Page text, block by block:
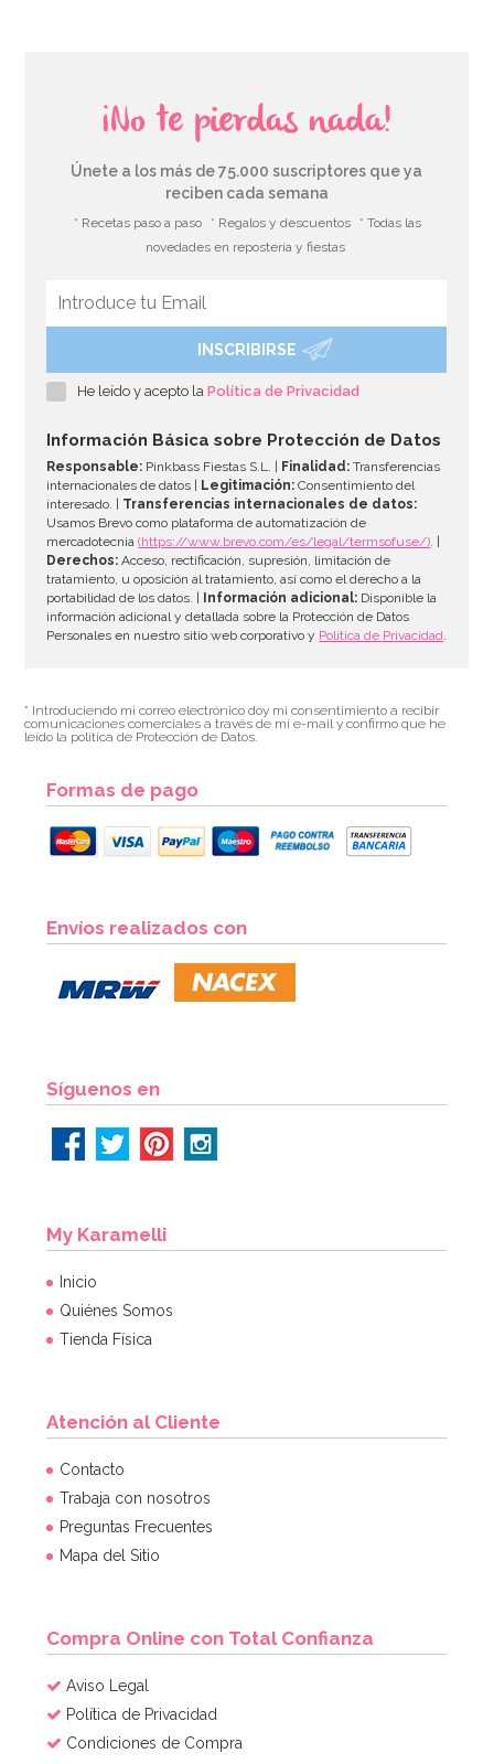
Molde para hacer helados en forma de paraguas
AÑADIR
11,50€
Set de 4 Moldes de silicona Huevo
AÑADIR
¡No te pierdas nada!
Únete a los más de 75.000 suscriptores que ya
reciben cada semana
* Recetas paso a paso * Regalos y descuentos
* Todas las
novedades en repostería y fiestas
INSCRIBIRSE
He leído y acepto laPolítica de Privacidad
Información Básica sobre Protección de Datos
Responsable: Pinkbass Fiestas S.L. | Finalidad: Transferencias
internacionales de datos |
Legitimación: Consentimiento del
interesado. | Transferencias internacionales de datos:
Usamos Brevo como plataforma de automatización de
mercadotecnia(https://www.brevo.com/es/legal/termsofuse/). |
Derechos: Acceso, rectificación, supresión, limitación de
tratamiento, u oposición al tratamiento, así como el derecho a la
portabilidad de los datos. |
Información adicional: Disponible la
información adicional y detallada sobre la Protección de Datos
Personales en nuestro sitio web corporativo y Política de Privacidad.
* Introduciendo mi correo electrónico doy mi consentimiento a recibir
comunicaciones comerciales a través de mi e-mail y confirmo que he
leído la política de Protección de Datos.
Formas de pago
Envíos realizados con
Síguenos en
My Karamelli
Inicio
Quiénes Somos
Tienda Física
Atención al Cliente
Contacto
Trabaja con nosotros
Preguntas Frecuentes
Mapa del Sitio
Compra Online con Total Confianza
Aviso Legal
Política de Privacidad
Condiciones de Compra